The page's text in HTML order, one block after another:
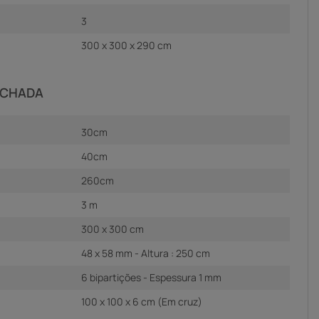
3
300 x 300 x 290 cm
30cm
40cm
260cm
3 m
300 x 300 cm
48 x 58 mm - Altura : 250 cm
6 bipartições - Espessura 1 mm
100 x 100 x 6 cm (Em cruz)